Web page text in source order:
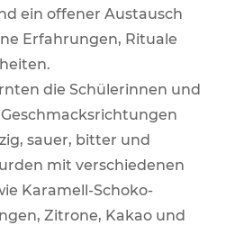
ein offener Austausch
Erfahrungen, Rituale
die Schülerinnen und
sauer, bitter und
mit verschiedenen
Karamell-Schoko-
Zitrone, Kakao und